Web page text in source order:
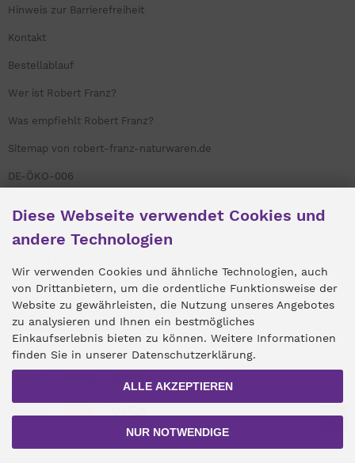
Hinweis zur Barrierefreiheit
Kontakt
Bestellablauf
Wer ist Robert Franz?
Was empfiehlt Robert Franz?
Sitemap von robert-franz-naturwaren.de
DE-ÖKO-006
Umweltengagement
Zahlungsmethoden
Diese Webseite verwendet Cookies und
andere Technologien
Wir verwenden Cookies und ähnliche Technologien, auch
von Drittanbietern, um die ordentliche Funktionsweise der
Website zu gewährleisten, die Nutzung unseres Angebotes
zu analysieren und Ihnen ein bestmögliches
Einkaufserlebnis bieten zu können. Weitere Informationen
finden Sie in unserer Datenschutzerklärung.
ALLE AKZEPTIEREN
NUR NOTWENDIGE